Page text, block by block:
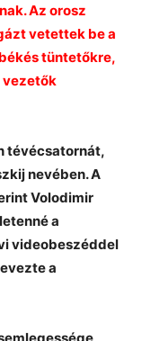
Az orosz
vetettek be a
tüntetőkre,
tévécsatornát,
nevében. A
Volodimir
a
videobeszéddel
a